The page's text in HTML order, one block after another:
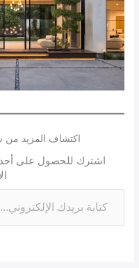
اكتشاف المزيد من
اشترك للحصول على